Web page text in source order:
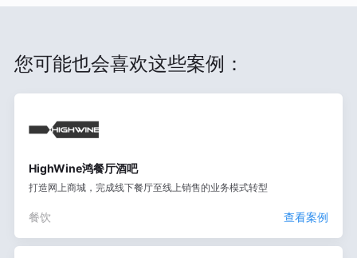
您可能也会喜欢这些案例：
HighWine鸿餐厅酒吧
打造网上商城，完成线下餐厅至线上销售的业务模式转型
餐饮 查看案例